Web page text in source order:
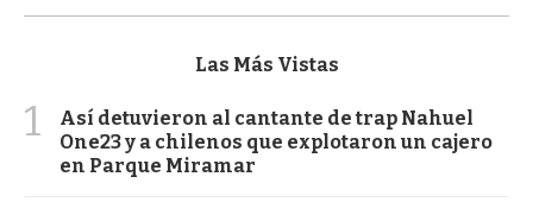
Las Más Vistas
1
Así detuvieron al cantante de trap Nahuel
One23 y a chilenos que explotaron un cajero
en Parque Miramar